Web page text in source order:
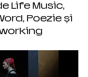
Life Music,
Poezie și